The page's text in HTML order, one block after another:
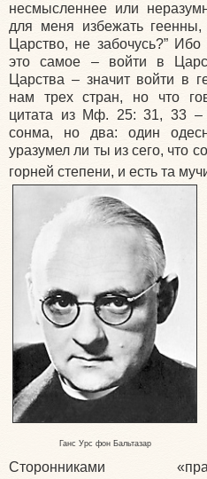
несмысленнее или
для меня избежать
Царство, не забочусь?”
это самое – войти в
Царства – значит войти в
нам трех стран, но что
цитата из Мф. 25: 31, 33
сонма, но два: один
уразумел ли ты из сего, что
горней степени, и есть та
Ганс Урс фон Бальтазар
Сторонниками